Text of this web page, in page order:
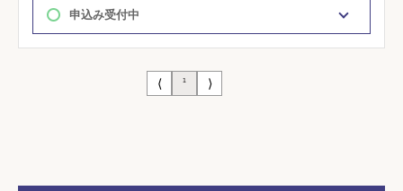
申込み受付中
⟨ 1 ⟩